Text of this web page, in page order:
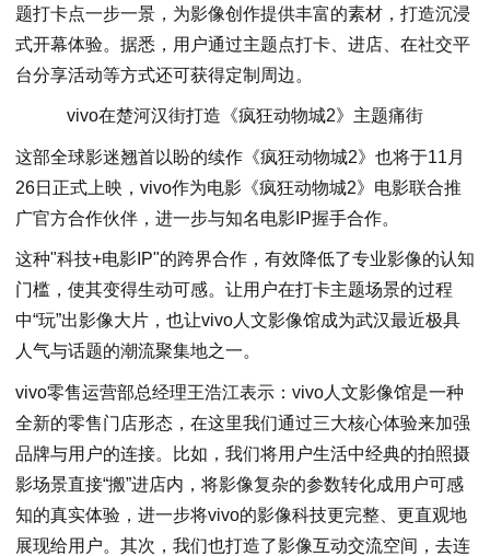
题打卡点一步一景，为影像创作提供丰富的素材，打造沉浸
式开幕体验。据悉，用户通过主题点打卡、进店、在社交平
台分享活动等方式还可获得定制周边。
vivo在楚河汉街打造《疯狂动物城2》主题痛街
这部全球影迷翘首以盼的续作《疯狂动物城2》也将于11月
26日正式上映，vivo作为电影《疯狂动物城2》电影联合推
广官方合作伙伴，进一步与知名电影IP握手合作。
这种"科技+电影IP"的跨界合作，有效降低了专业影像的认知
门槛，使其变得生动可感。让用户在打卡主题场景的过程
中“玩”出影像大片，也让vivo人文影像馆成为武汉最近极具
人气与话题的潮流聚集地之一。
vivo零售运营部总经理王浩江表示：vivo人文影像馆是一种
全新的零售门店形态，在这里我们通过三大核心体验来加强
品牌与用户的连接。比如，我们将用户生活中经典的拍照摄
影场景直接“搬”进店内，将影像复杂的参数转化成用户可感
知的真实体验，进一步将vivo的影像科技更完整、更直观地
展现给用户。其次，我们也打造了影像互动交流空间，去连